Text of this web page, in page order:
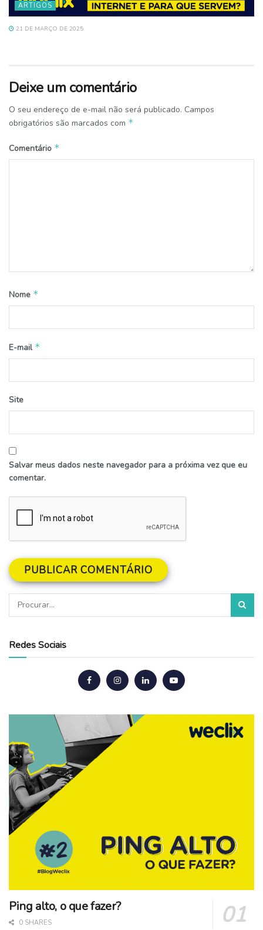
ARTIGOS
21 DE MARÇO DE 2025
Deixe um comentário
O seu endereço de e-mail não será publicado. Campos
obrigatórios são marcados com *
Comentário *
Nome *
E-mail *
Site
Salvar meus dados neste navegador para a próxima vez que eu
comentar.
Redes Sociais
Ping alto, o que fazer?
0 SHARES